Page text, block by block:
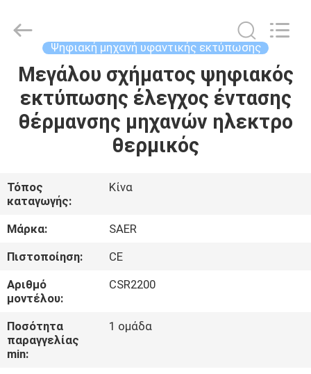
ΑΡΧΙΚΉ
ΣΕΛΊΔΑ
ΒΊΝΤΕΟ
ΣΧΕΤΙΚΆ
ΜΕ
ΕΜΆΣ
ΓΎΡΟΣ
ΕΡΓΟΣΤΑΣΊΩΝ
Supplier
Rights
Reserved.
Ψηφιακή μηχανή υφαντικής εκτύπωσης
Μεγάλου σχήματος ψηφιακός
εκτύπωσης έλεγχος έντασης
θέρμανσης μηχανών ηλεκτρο
θερμικός
Τόπος
καταγωγής:
Κίνα
Μάρκα:
SAER
Πιστοποίηση:
CE
Αριθμό
μοντέλου:
CSR2200
Ποσότητα
παραγγελίας
min:
1 ομάδα